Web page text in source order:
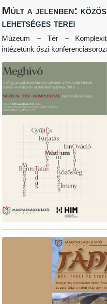
Múlt a jelenben:
lehetséges terei
Múzeum – Tér –
intézetünk őszi